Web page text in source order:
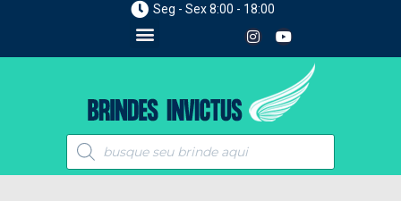
Seg - Sex 8:00 - 18:00